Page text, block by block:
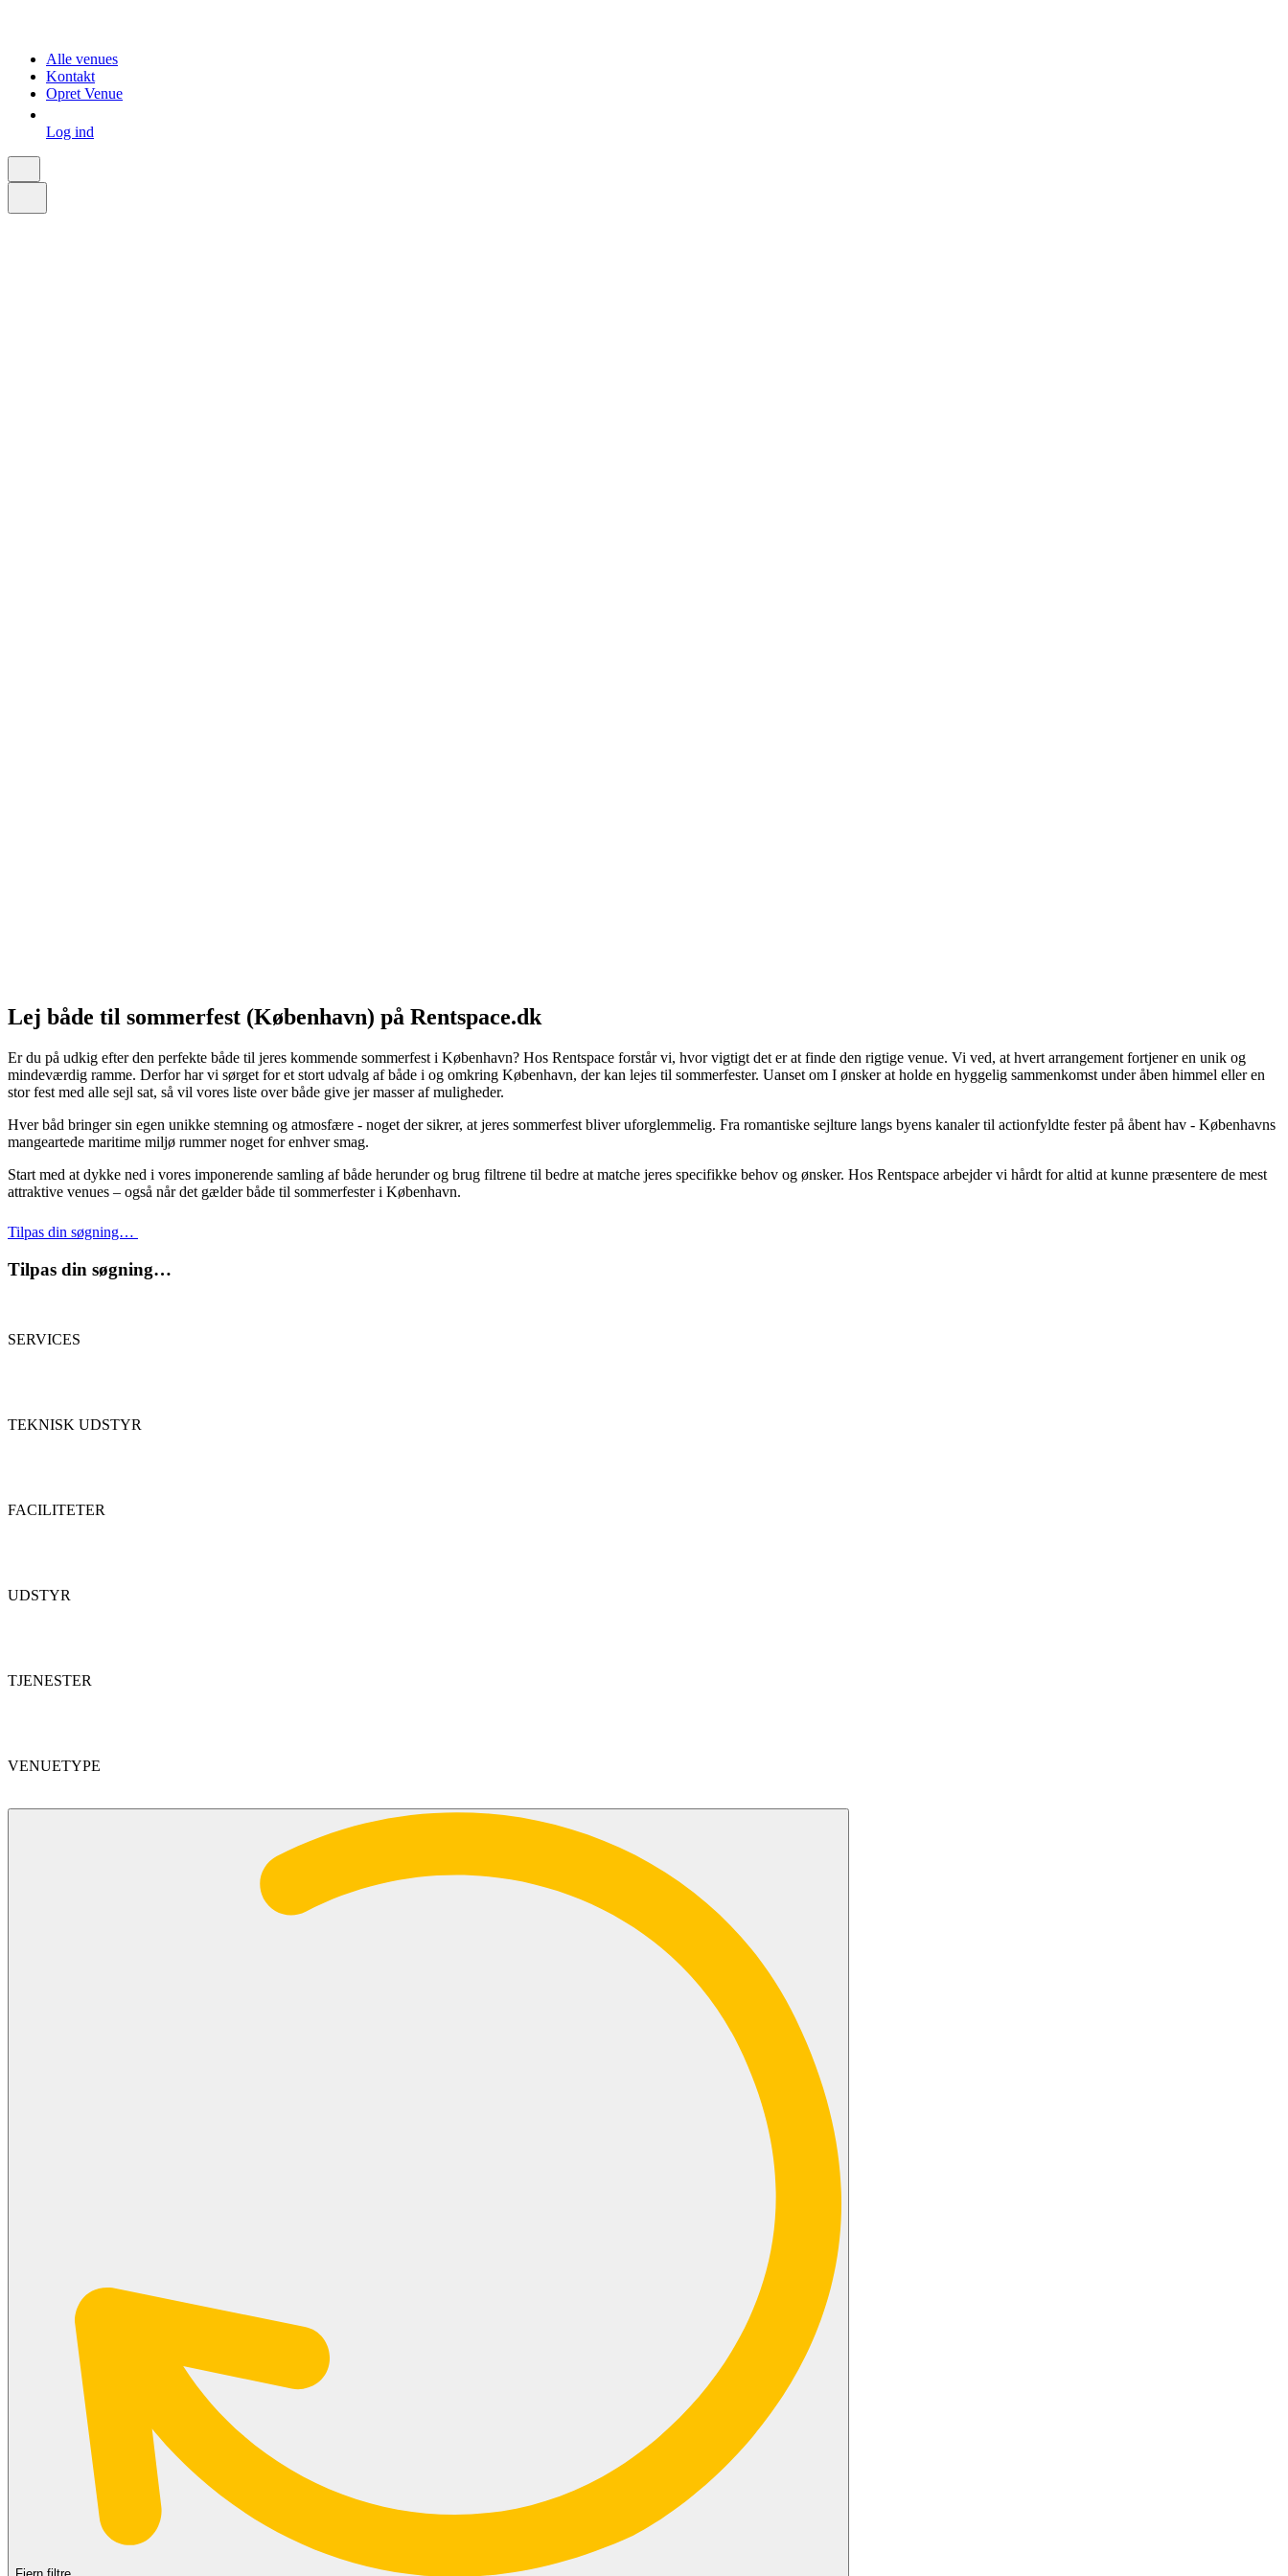
Alle venues
Kontakt
Opret Venue
Log ind
Lej både til sommerfest (København) på Rentspace.dk
Er du på udkig efter den perfekte både til jeres kommende sommerfest i København? Hos Rentspace forstår vi, hvor vigtigt det er at finde den rigtige venue. Vi ved, at hvert arrangement fortjener en unik og
mindeværdig ramme. Derfor har vi sørget for et stort udvalg af både i og omkring København, der kan lejes til sommerfester. Uanset om I ønsker at holde en hyggelig sammenkomst under åben himmel eller en
stor fest med alle sejl sat, så vil vores liste over både give jer masser af muligheder.
Hver båd bringer sin egen unikke stemning og atmosfære - noget der sikrer, at jeres sommerfest bliver uforglemmelig. Fra romantiske sejlture langs byens kanaler til actionfyldte fester på åbent hav - Københavns
mangeartede maritime miljø rummer noget for enhver smag.
Start med at dykke ned i vores imponerende samling af både herunder og brug filtrene til bedre at matche jeres specifikke behov og ønsker. Hos Rentspace arbejder vi hårdt for altid at kunne præsentere de mest
attraktive venues – også når det gælder både til sommerfester i København.
Tilpas din søgning…
Tilpas din søgning…
SERVICES
TEKNISK UDSTYR
FACILITETER
UDSTYR
TJENESTER
VENUETYPE